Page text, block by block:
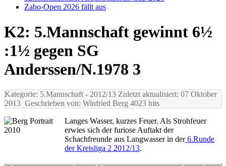
Zabo-Open 2026 fällt aus
K2: 5.Mannschaft gewinnt 6½
:1½ gegen SG
Anderssen/N.1978 3
Kategorie: 5.Mannschaft - 2012/13 Zuletzt aktualisiert: 07 Oktober
2013 Geschrieben von: Winfried Berg 4023 hits
Langes Wasser, kurzes Feuer. Als Strohfeuer
erwies sich der furiose Auftakt der
Schachfreunde aus Langwasser in der6.Runde
der Kreisliga 2 2012/13.